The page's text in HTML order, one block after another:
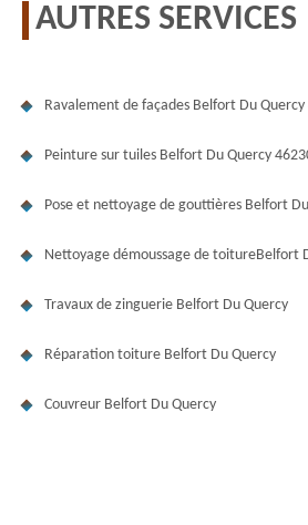
AUTRES SERVICES
Ravalement de façades Belfort Du Quercy
Peinture sur tuiles Belfort Du Quercy
Pose et nettoyage de gouttières Belfort
Nettoyage démoussage de toitureBelfort
Travaux de zinguerie Belfort Du Quercy
Réparation toiture Belfort Du Quercy
Couvreur Belfort Du Quercy